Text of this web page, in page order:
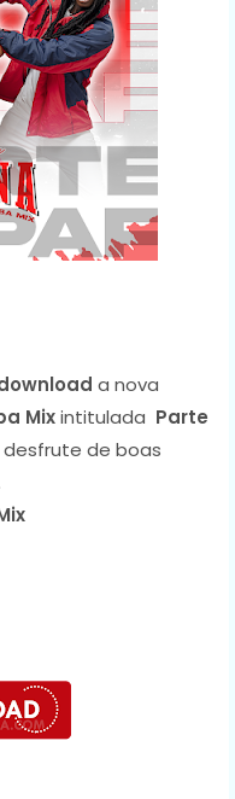
a nova
Mixintitulada Parte
de boas